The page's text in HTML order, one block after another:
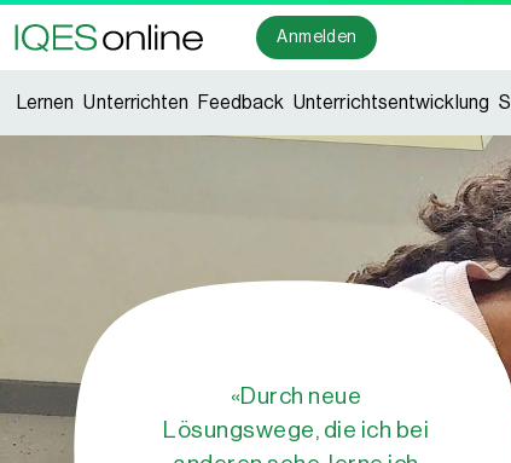
Anmelden
Lernen Unterrichten Feedback Unterrichtsentwicklung
«Durch neue
Lösungswege, die ich bei